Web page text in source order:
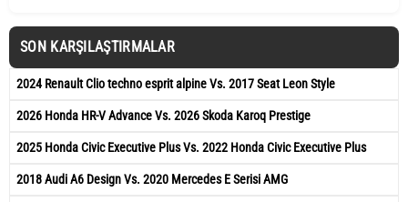
SON KARŞILAŞTIRMALAR
2024 Renault Clio techno esprit alpine Vs. 2017 Seat Leon Style
2026 Honda HR-V Advance Vs. 2026 Skoda Karoq Prestige
2025 Honda Civic Executive Plus Vs. 2022 Honda Civic Executive Plus
2018 Audi A6 Design Vs. 2020 Mercedes E Serisi AMG